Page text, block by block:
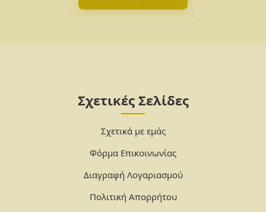
Σχετικές Σελίδες
Σχετικά με εμάς
Φόρμα Επικοινωνίας
Διαγραφή Λογαριασμού
Πολιτική Απορρήτου